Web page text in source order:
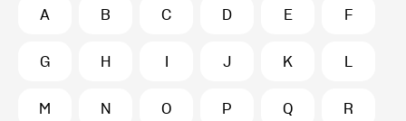
A B C D E F
G H I J K L
M N O P Q R